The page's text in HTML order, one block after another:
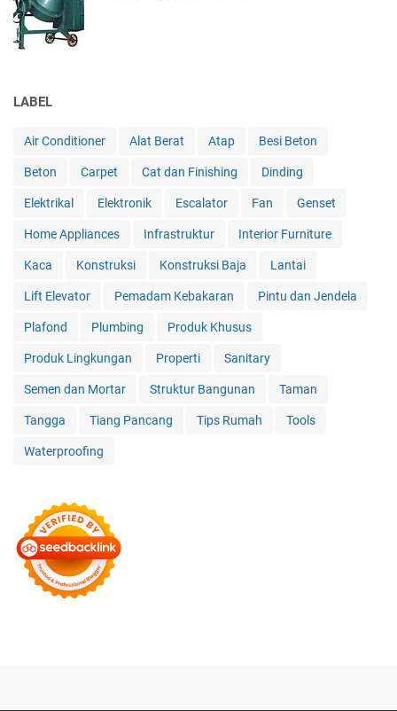
LABEL
Air Conditioner Alat Berat Atap Besi Beton
Beton Carpet Cat dan Finishing Dinding
Elektrikal Elektronik Escalator Fan Genset
Home Appliances Infrastruktur Interior Furniture
Kaca Konstruksi Konstruksi Baja Lantai
Lift Elevator Pemadam Kebakaran Pintu dan Jendela
Plafond Plumbing Produk Khusus
Produk Lingkungan Properti Sanitary
Semen dan Mortar Struktur Bangunan Taman
Tangga Tiang Pancang Tips Rumah Tools
Waterproofing